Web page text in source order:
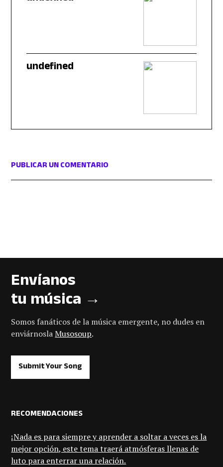
undefined
PUBLICAR UN COMENTARIO
Envíanos
tu música →
Somos fanáticos de la música emergente, no dudes en
enviárnoslaMusosoup.
Submit Your Song
RECOMENDACIONES
¡Nada es para siempre y aprender a soltar a veces es la
mejor opción, este tema traerá atmósferas llenas de
luto para enterrar una relación.